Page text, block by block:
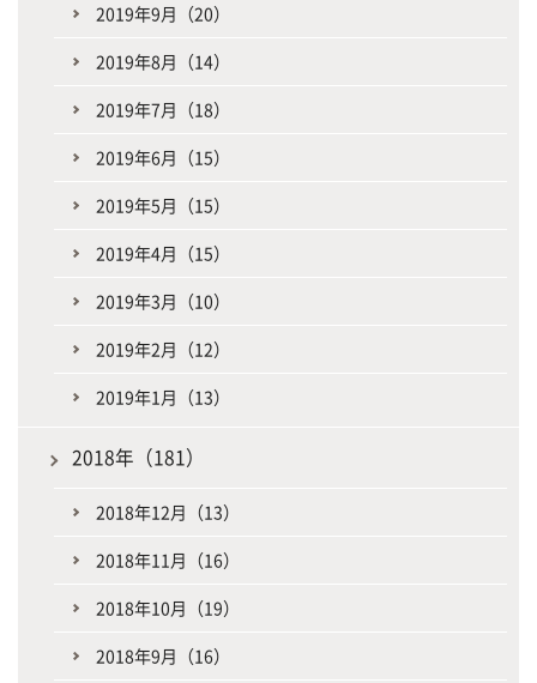
2019年9月（20）
2019年8月（14）
2019年7月（18）
2019年6月（15）
2019年5月（15）
2019年4月（15）
2019年3月（10）
2019年2月（12）
2019年1月（13）
2018年（181）
2018年12月（13）
2018年11月（16）
2018年10月（19）
2018年9月（16）